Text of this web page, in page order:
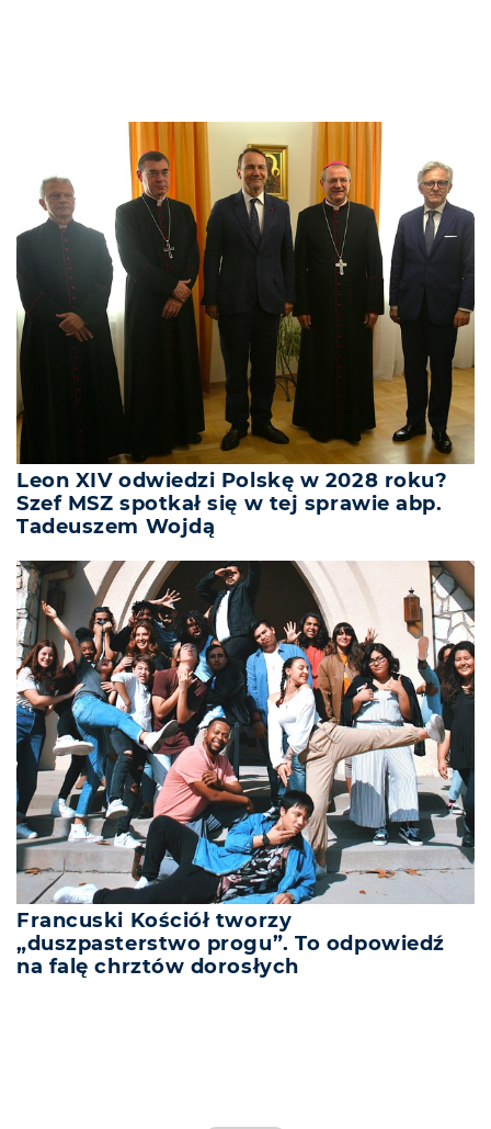
Leon XIV odwiedzi Polskę w 2028 roku?
Szef MSZ spotkał się w tej sprawie abp.
Tadeuszem Wojdą
Francuski Kościół tworzy
„duszpasterstwo progu”. To odpowiedź
na falę chrztów dorosłych